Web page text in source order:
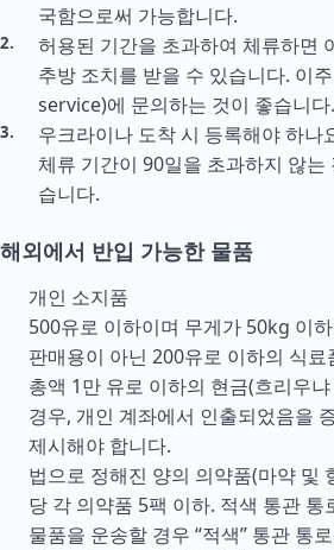
국함으로써 가능합니다.
허용된 기간을 초과하여 체류하면
추방 조치를 받을 수 있습니다. 이
service)에 문의하는 것이 좋습니다.
우크라이나 도착 시 등록해야 하나
체류 기간이 90일을 초과하지 않는
습니다.
해외에서 반입 가능한 물품
개인 소지품
500유로 이하이며 무게가 50kg 이
판매용이 아닌 200유로 이하의 식료
총액 1만 유로 이하의 현금(흐리우
경우, 개인 계좌에서 인출되었음을
제시해야 합니다.
법으로 정해진 양의 의약품(마약 및
당 각 의약품 5팩 이하. 적색 통관
물품을 운송할 경우 “적색” 통관 통